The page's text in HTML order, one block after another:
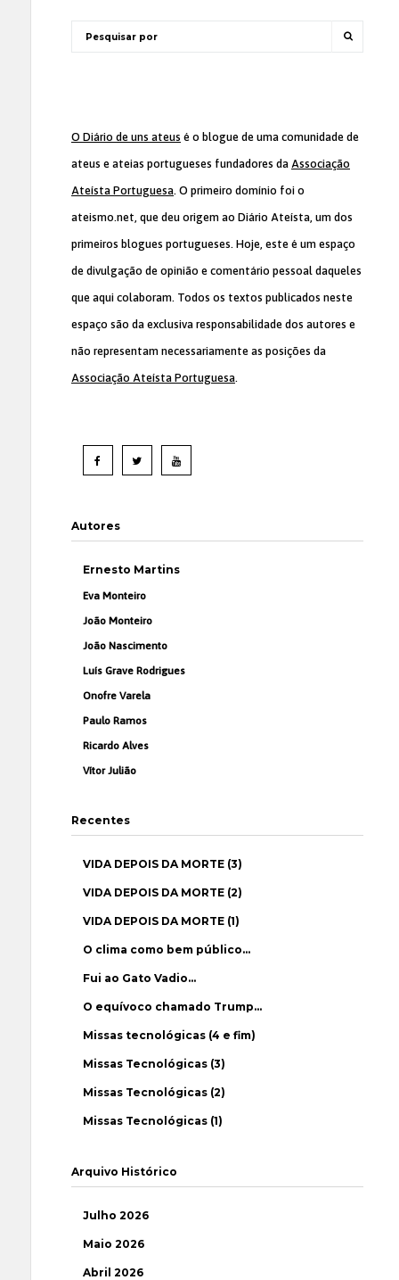
O Diário de uns ateus é o blogue de uma comunidade de
ateus e ateias portugueses fundadores da Associação
Ateísta Portuguesa. O primeiro domínio foi o
ateismo.net, que deu origem ao Diário Ateísta, um dos
primeiros blogues portugueses. Hoje, este é um espaço
de divulgação de opinião e comentário pessoal daqueles
que aqui colaboram. Todos os textos publicados neste
espaço são da exclusiva responsabilidade dos autores e
não representam necessariamente as posições da
Associação Ateísta Portuguesa.
Autores
Ernesto Martins
Eva Monteiro
João Monteiro
João Nascimento
Luís Grave Rodrigues
Onofre Varela
Paulo Ramos
Ricardo Alves
Vítor Julião
Recentes
VIDA DEPOIS DA MORTE (3)
VIDA DEPOIS DA MORTE (2)
VIDA DEPOIS DA MORTE (1)
O clima como bem público…
Fui ao Gato Vadio…
O equívoco chamado Trump…
Missas tecnológicas (4 e fim)
Missas Tecnológicas (3)
Missas Tecnológicas (2)
Missas Tecnológicas (1)
Arquivo Histórico
Julho 2026
Maio 2026
Abril 2026